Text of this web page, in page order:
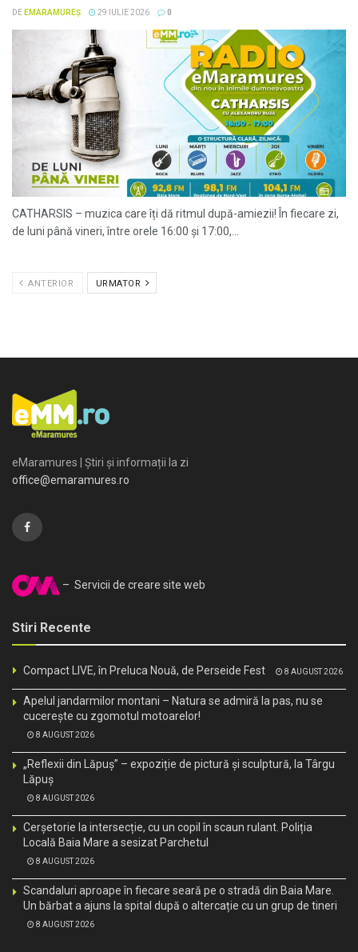
DE EMARAMUREȘ 29 IULIE 2026 0
CATHARSIS – muzica care îți dă ritmul după-amiezii! În fiecare zi,
de luni până vineri, între orele 16:00 și 17:00,...
ANTERIOR URMATOR
eMaramures | Știri și informații la zi
office@emaramures.ro
– Servicii de creare site web
Stiri Recente
Compact LIVE, în Preluca Nouă, de Perseide Fest 8 AUGUST 2026
Apelul jandarmilor montani – Natura se admiră la pas, nu se
cucerește cu zgomotul motoarelor!
8 AUGUST 2026
„Reflexii din Lăpuș” – expoziție de pictură și sculptură, la Târgu
Lăpuș
8 AUGUST 2026
Cerșetorie la intersecție, cu un copil în scaun rulant. Poliția
Locală Baia Mare a sesizat Parchetul
8 AUGUST 2026
Scandaluri aproape în fiecare seară pe o stradă din Baia Mare.
Un bărbat a ajuns la spital după o altercație cu un grup de tineri
8 AUGUST 2026